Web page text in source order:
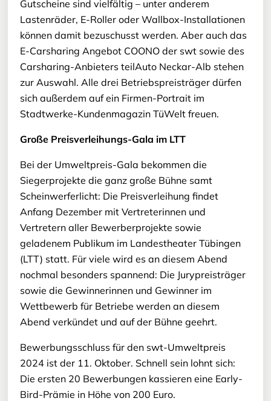
Gutscheine sind vielfältig – unter anderem
Lastenräder, E-Roller oder Wallbox-Installationen
können damit bezuschusst werden. Aber auch das
E-Carsharing Angebot COONO der swt sowie des
Carsharing-Anbieters teilAuto Neckar-Alb stehen
zur Auswahl. Alle drei Betriebspreisträger dürfen
sich außerdem auf ein Firmen-Portrait im
Stadtwerke-Kundenmagazin TüWelt freuen.
Große Preisverleihungs-Gala im LTT
Bei der Umweltpreis-Gala bekommen die
Siegerprojekte die ganz große Bühne samt
Scheinwerferlicht: Die Preisverleihung findet
Anfang Dezember mit Vertreterinnen und
Vertretern aller Bewerberprojekte sowie
geladenem Publikum im Landestheater Tübingen
(LTT) statt. Für viele wird es an diesem Abend
nochmal besonders spannend: Die Jurypreisträger
sowie die Gewinnerinnen und Gewinner im
Wettbewerb für Betriebe werden an diesem
Abend verkündet und auf der Bühne geehrt.
Bewerbungsschluss für den swt-Umweltpreis
2024 ist der 11. Oktober. Schnell sein lohnt sich:
Die ersten 20 Bewerbungen kassieren eine Early-
Bird-Prämie in Höhe von 200 Euro.